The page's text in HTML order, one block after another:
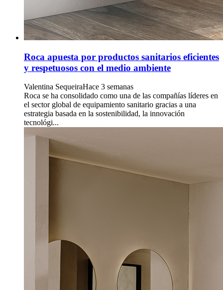
Roca apuesta por productos sanitarios eficientes
y respetuosos con el medio ambiente
Valentina SequeiraHace 3 semanas
Roca se ha consolidado como una de las compañías líderes en
el sector global de equipamiento sanitario gracias a una
estrategia basada en la sostenibilidad, la innovación
tecnológi...